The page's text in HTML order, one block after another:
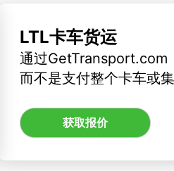
LTL卡车货运
通过GetTransport.com
而不是支付整个卡车或集
获取报价